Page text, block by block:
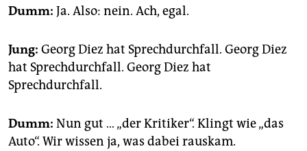
Dumm: Ja. Also: nein. Ach, egal.
Jung: Georg Diez hat Sprechdurchfall. Georg Diez
hat Sprechdurchfall. Georg Diez hat
Sprechdurchfall.
Dumm: Nun gut … „der Kritiker“. Klingt wie „das
Auto“. Wir wissen ja, was dabei rauskam.